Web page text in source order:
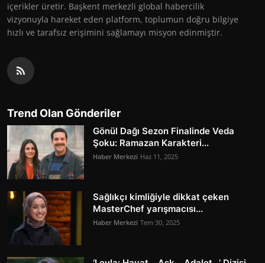
içerikler üretir. Başkent merkezli global habercilik
vizyonuyla hareket eden platform, toplumun doğru bilgiye
hızlı ve tarafsız erişimini sağlamayı misyon edinmiştir.
Trend Olan Gönderiler
Gönül Dağı Sezon Finalinde Veda
Şoku: Ramazan Karakteri...
Haber Merkezi Haz 11, 2025
Sağlıkçı kimliğiyle dikkat çeken
MasterChef yarışmacısı...
Haber Merkezi Tem 30, 2025